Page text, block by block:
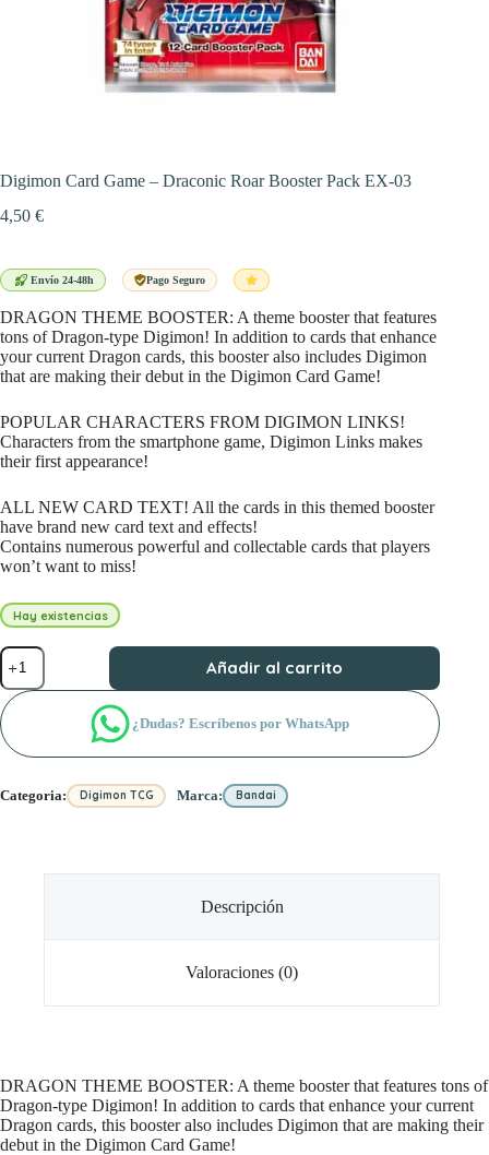
Digimon Card Game – Draconic Roar Booster Pack EX-03
4,50 €
Envío 24-48h Pago Seguro
DRAGON THEME BOOSTER: A theme booster that features
tons of Dragon-type Digimon! In addition to cards that enhance
your current Dragon cards, this booster also includes Digimon
that are making their debut in the Digimon Card Game!
POPULAR CHARACTERS FROM DIGIMON LINKS!
Characters from the smartphone game, Digimon Links makes
their first appearance!
ALL NEW CARD TEXT! All the cards in this themed booster
have brand new card text and effects!
Contains numerous powerful and collectable cards that players
won’t want to miss!
Hay existencias
Digimon
Card
Game
-
Draconic
Roar
EX-
Añadir al carrito
¿Dudas? Escríbenos por WhatsApp
Categoria: Digimon TCG Marca: Bandai
Descripción
Valoraciones (0)
DRAGON THEME BOOSTER: A theme booster that features tons of
Dragon-type Digimon! In addition to cards that enhance your current
Dragon cards, this booster also includes Digimon that are making their
debut in the Digimon Card Game!